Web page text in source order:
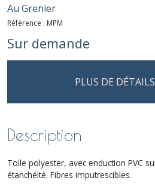
Au Grenier
Référence : MPM
Sur demande
PLUS DE DÉTAILS
Description
Toile polyester, avec enduction PVC
étanchéité. Fibres imputrescibles.